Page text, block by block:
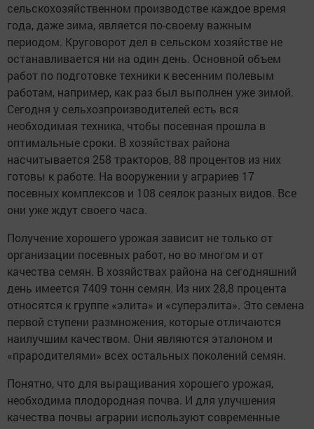
сельскохозяйственном производстве каждое время
года, даже зима, является по-своему важным
периодом. Круговорот дел в сельском хозяйстве не
останавливается ни на один день. Основной объем
работ по подготовке техники к весенним полевым
работам, например, как раз был выполнен уже зимой.
Сегодня у сельхозпроизводителей есть вся
необходимая техника, чтобы посевная прошла в
оптимальные сроки. В хозяйствах района
насчитывается 258 тракторов, 88 процентов из них
готовы к работе. На вооружении у аграриев 17
посевных комплексов и 108 сеялок разных видов. Все
они уже ждут своего часа.
Получение хорошего урожая зависит не только от
организации посевных работ, но во многом и от
качества семян. В хозяйствах района на сегодняшний
день имеется 7409 тонн семян. Из них 28,8 процента
относятся к группе «элита» и «суперэлита». Это семена
первой ступени размножения, которые отличаются
наилучшим качеством. Они являются эталоном и
«прародителями» всех остальных поколений семян.
Понятно, что для выращивания хорошего урожая,
необходима плодородная почва. И для улучшения
качества почвы аграрии используют современные